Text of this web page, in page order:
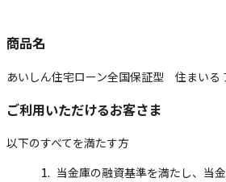
商品名
あいしん住宅ローン全国保証型 住まいる
ご利用いただけるお客さま
以下のすべてを満たす方
当金庫の融資基準を満たし、当